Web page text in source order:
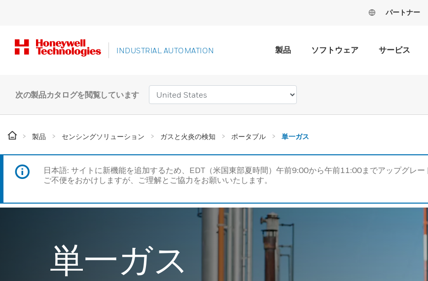
パートナー
INDUSTRIAL AUTOMATION 製品 ソフトウェア サービス
次の製品カタログを閲覧しています
製品 センシングソリューション ガスと火炎の検知 ポータブル 単一ガス
日本語: サイトに新機能を追加するため、EDT（米国東部夏時間）午前9:00から午前11:00までアップグレ
ご不便をおかけしますが、ご理解とご協力をお願いいたします。
単一ガス